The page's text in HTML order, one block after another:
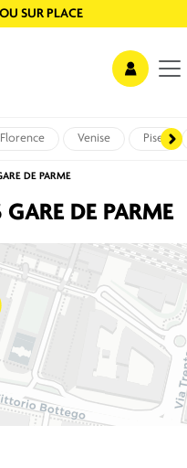
ET VIDÉO SURVEILLÉ
Florence Venise Pise
DE PARME
DE PARME